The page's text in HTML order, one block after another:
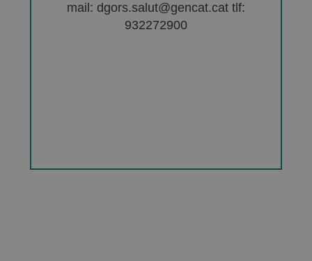
mail: dgors.salut@gencat.cat tlf:
932272900